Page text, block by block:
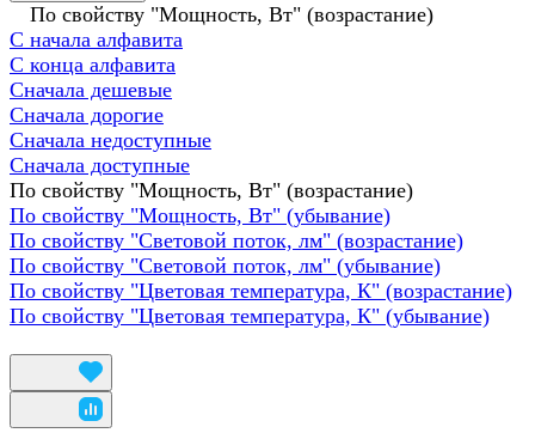
По свойству "Мощность, Вт" (возрастание)
С начала алфавита
С конца алфавита
Сначала дешевые
Сначала дорогие
Сначала недоступные
Сначала доступные
По свойству "Мощность, Вт" (возрастание)
По свойству "Мощность, Вт" (убывание)
По свойству "Световой поток, лм" (возрастание)
По свойству "Световой поток, лм" (убывание)
По свойству "Цветовая температура, К" (возрастание)
По свойству "Цветовая температура, К" (убывание)